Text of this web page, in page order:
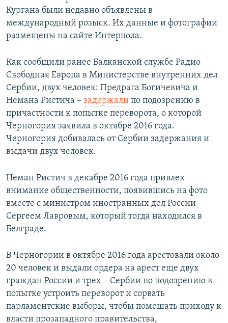
Кургана были недавно объявлены в
международный розыск. Их данные и фотографии
размещены на сайте Интерпола.
Как сообщили ранее Балканской службе Радио
Свободная Европа в Министерстве внутренних дел
Сербии, двух человек: Предрага Богичевича и
Немана Ристича – задержали по подозрению в
причастности к попытке переворота, о которой
Черногория заявила в октябре 2016 года.
Черногория добивалась от Сербии задержания и
выдачи двух человек.
Неман Ристич в декабре 2016 года привлек
внимание общественности, появившись на фото
вместе с министром иностранных дел России
Сергеем Лавровым, который тогда находился в
Белграде.
В Черногории в октябре 2016 года арестовали около
20 человек и выдали ордера на арест еще двух
граждан России и трех – Сербии по подозрению в
попытке устроить переворот и сорвать
парламентские выборы, чтобы помешать приходу к
власти прозападного правительства,